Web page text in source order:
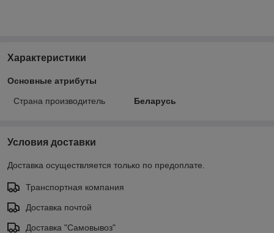
Характеристики
Основные атрибуты
Страна производитель Беларусь
Условия доставки
Доставка осуществляется только по предоплате.
Транспортная компания
Доставка почтой
Доставка "Самовывоз"